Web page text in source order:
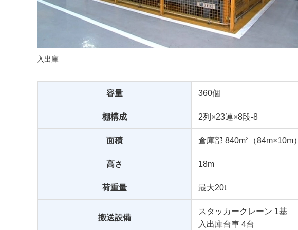
入出庫
容量 360個
棚構成 2列×23連×8段-8
面積 倉庫部 840m2 （84m×10m）
高さ 18m
荷重量 最大20t
搬送設備
スタッカークレーン 1基
入出庫台車 4台